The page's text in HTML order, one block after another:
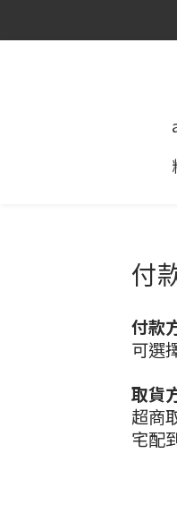
付
付款
可選
取貨
超商
宅配